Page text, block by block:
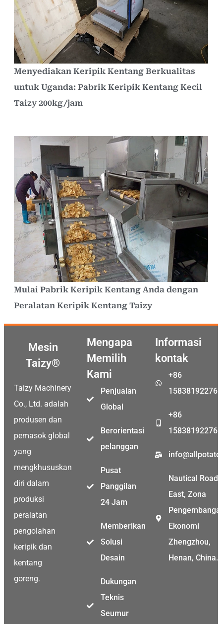
Menyediakan Keripik Kentang Berkualitas
untuk Uganda: Pabrik Keripik Kentang Kecil
Taizy 200kg/jam
Mulai Pabrik Keripik Kentang Anda dengan
Peralatan Keripik Kentang Taizy
Mesin
Taizy®
Taizy Machinery
Co., Ltd. adalah
produsen dan
pemasok global
yang
mengkhususkan
diri dalam
produksi
peralatan
pengolahan
keripik dan
kentang
goreng.
Mengapa
Memilih
Kami
Penjualan
Global
Berorientasi
pelanggan
Pusat
Panggilan
24 Jam
Memberikan
Solusi
Desain
Dukungan
Teknis
Seumur
Informasi
kontak
+86
15838192276
+86
15838192276
Nautical Road
East, Zona
Ekonomi
Zhengzhou,
Henan, China.